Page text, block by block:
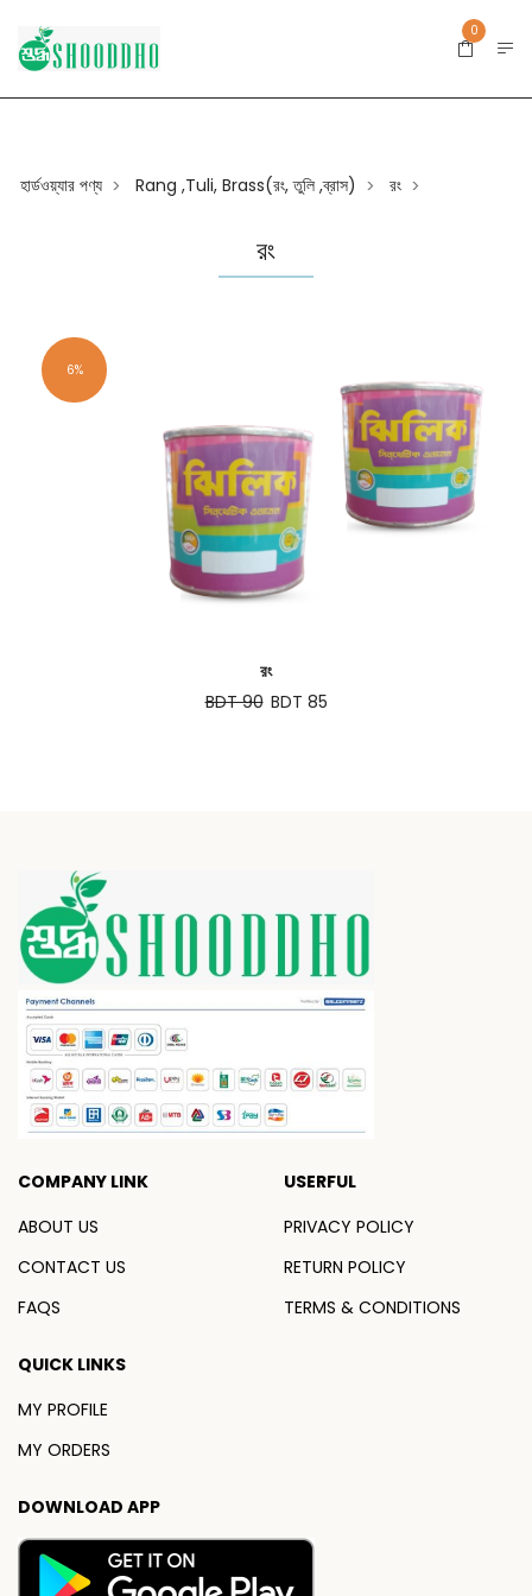
0
হার্ডওয়্যার পণ্য > Rang ,Tuli, Brass(রং, তুলি ,ব্রাস) > রং >
রং
6%
রং
BDT 90 BDT 85
COMPANY LINK
ABOUT US
CONTACT US
FAQS
USERFUL
PRIVACY POLICY
RETURN POLICY
TERMS & CONDITIONS
QUICK LINKS
MY PROFILE
MY ORDERS
DOWNLOAD APP